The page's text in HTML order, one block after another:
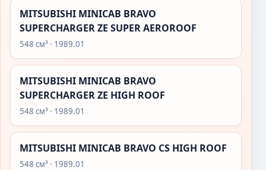
MITSUBISHI MINICAB BRAVO
SUPERCHARGER ZE SUPER AEROROOF
548 см³ · 1989.01
MITSUBISHI MINICAB BRAVO
SUPERCHARGER ZE HIGH ROOF
548 см³ · 1989.01
MITSUBISHI MINICAB BRAVO CS HIGH ROOF
548 см³ · 1989.01